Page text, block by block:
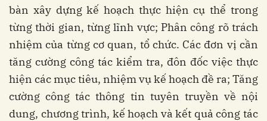
bàn xây dựng kế hoạch thực hiện cụ thể trong
từng thời gian, từng lĩnh vực; Phân công rõ trách
nhiệm của từng cơ quan, tổ chức. Các đơn vị cần
tăng cường công tác kiểm tra, đôn đốc việc thực
hiện các mục tiêu, nhiệm vụ kế hoạch đề ra; Tăng
cường công tác thông tin tuyên truyền về nội
dung, chương trình, kế hoạch và kết quả công tác